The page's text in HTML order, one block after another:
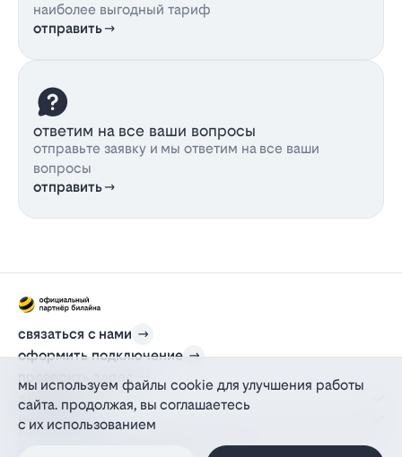
наиболее выгодный тариф
отправить
ответим на все ваши вопросы
отправьте заявку и мы ответим на все ваши
вопросы
отправить
связаться с нами
оформить подключение
проверить адрес
для дома
информация
действующий на основании агентского договора
мы используем файлы cookie для улучшения работы
сайта. продолжая, вы соглашаетесь
с их использованием